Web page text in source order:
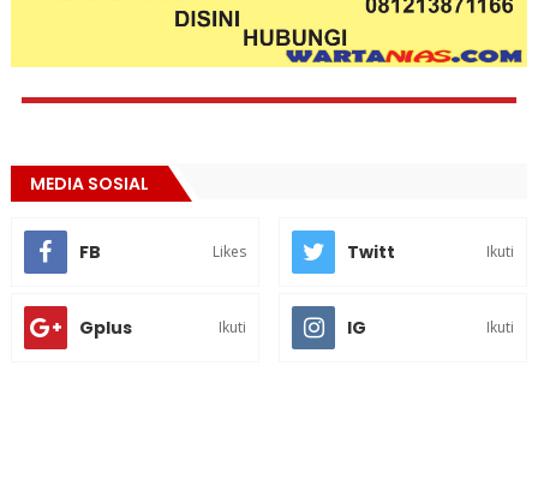
MEDIA SOSIAL
FB Likes Twitt Ikuti
Gplus Ikuti IG Ikuti